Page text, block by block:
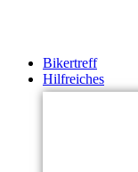
Bikertreff
Hilfreiches